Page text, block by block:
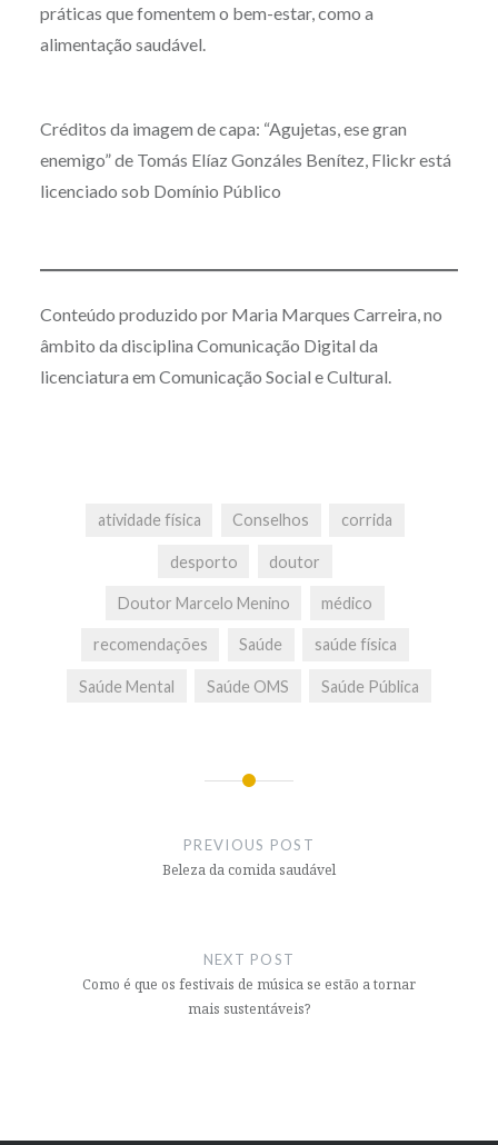
práticas que fomentem o bem-estar, como a
alimentação saudável.
Créditos da imagem de capa: “Agujetas, ese gran
enemigo” de Tomás Elíaz Gonzáles Benítez, Flickr está
licenciado sob Domínio Público
Conteúdo produzido por Maria Marques Carreira, no
âmbito da disciplina Comunicação Digital da
licenciatura em Comunicação Social e Cultural.
atividade física Conselhos corrida
desporto doutor
Doutor Marcelo Menino médico
recomendações Saúde saúde física
Saúde Mental Saúde OMS Saúde Pública
PREVIOUS POST
Beleza da comida saudável
NEXT POST
Como é que os festivais de música se estão a tornar
mais sustentáveis?